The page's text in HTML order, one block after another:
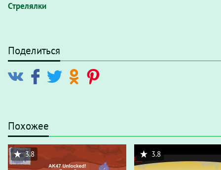
Стрелялки
Поделиться
Похожее
3.8 3.8